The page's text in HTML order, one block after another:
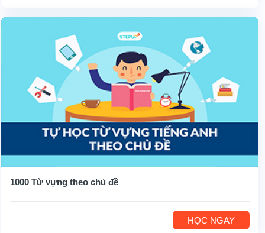
1000 Từ vựng theo chủ đề
HỌC NGAY